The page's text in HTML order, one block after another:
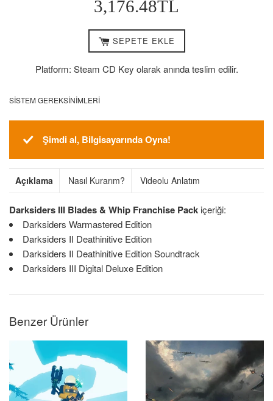
Fiyat
3,176.48TL
SEPETE EKLE
Platform: Steam CD Key olarak anında teslim edilir.
SISTEM GEREKSINIMLERI
Şimdi al, Bilgisayarında Oyna!
Açıklama Nasıl Kurarım? Videolu Anlatım
Darksiders III Blades & Whip Franchise Pack içeriği:
Darksiders Warmastered Edition
Darksiders II Deathinitive Edition
Darksiders II Deathinitive Edition Soundtrack
Darksiders III Digital Deluxe Edition
Benzer Ürünler